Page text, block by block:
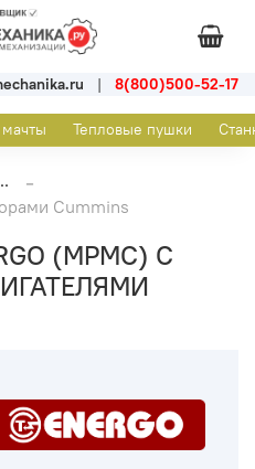
| 8(800)500-52-17
Тепловые пушки
Cummins
(MPMC) С